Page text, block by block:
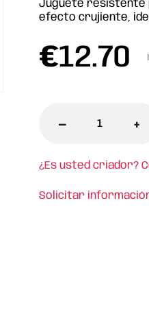
Juguete resistente
efecto crujiente,
€12.70
- +
¿Es usted criador?
Solicitar